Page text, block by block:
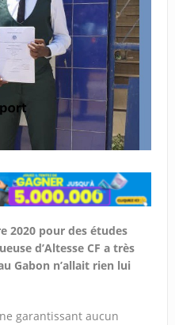
2020 pour des études
d’Altesse CF a très
Gabon n’allait rien lui
garantissant aucun